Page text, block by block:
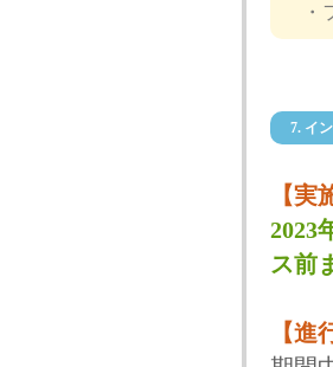
・
7. イン
【実
2023
ス前
【進